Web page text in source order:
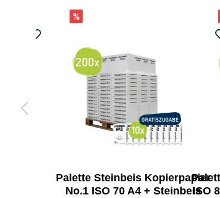
Palette Steinbeis Kopierpapier
No.1 ISO 70 A4 + SteinbeisISO